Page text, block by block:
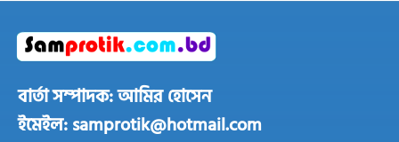
বার্তা সম্পাদক: আমির হোসেন
ইমেইল: samprotik@hotmail.com